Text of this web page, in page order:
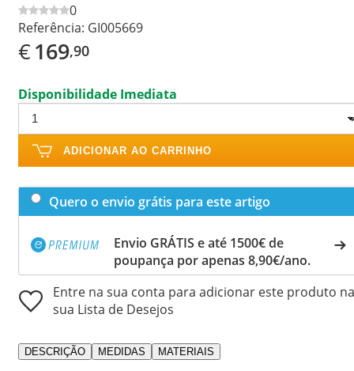
0
Referência: GI005669
€169,90
Disponibilidade Imediata
ADICIONAR AO CARRINHO
Quero o envio grátis para este artigo
Envio GRÁTIS e até 1500€ de
poupança por apenas 8,90€/ano.
Entre na sua conta para adicionar este produto na
sua Lista de Desejos
DESCRIÇÃO MEDIDAS MATERIAIS